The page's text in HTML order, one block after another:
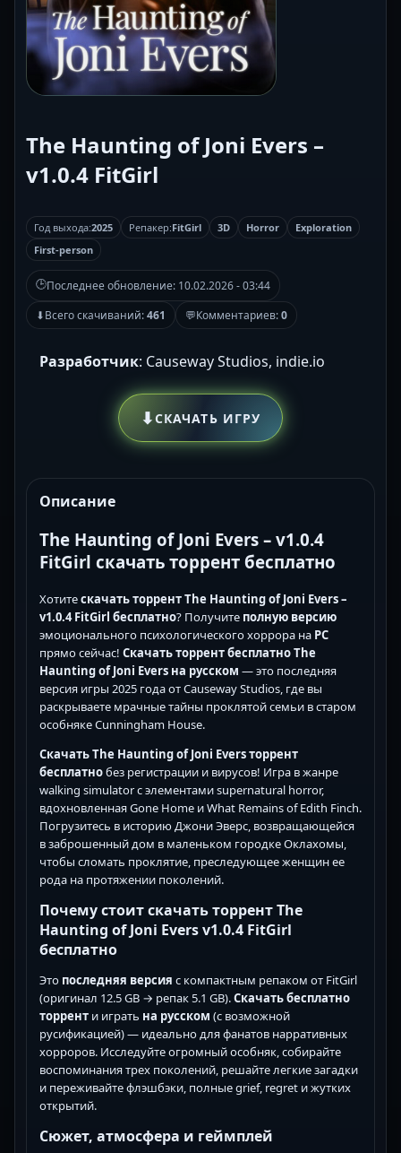
The Haunting of Joni Evers –
v1.0.4 FitGirl
Год выхода:2025 Репакер:FitGirl 3D Horror
Exploration
First-person
🕒Последнее обновление: 10.02.2026 - 03:44
⬇Всего скачиваний:461 💬Комментариев:0
Разработчик: Causeway Studios, indie.io
⬇СКАЧАТЬ ИГРУ
Описание
The Haunting of Joni Evers – v1.0.4
FitGirl скачать торрент бесплатно
Хотитескачать торрентThe Haunting of Joni Evers –
v1.0.4 FitGirl бесплатно? Получите полную версию
эмоционального психологического хоррора на PC
прямо сейчас! Скачать торрент бесплатноThe
Haunting of Joni Evers на русском — это последняя
версия игры 2025 года от Causeway Studios, где вы
раскрываете мрачные тайны проклятой семьи в старом
особняке Cunningham House.
Скачать The Haunting of Joni Evers торрент
бесплатнобез регистрации и вирусов! Игра в жанре
walking simulator с элементами supernatural horror,
вдохновленная Gone Home и What Remains of Edith Finch.
Погрузитесь в историю Джони Эверс, возвращающейся
в заброшенный дом в маленьком городке Оклахомы,
чтобы сломать проклятие, преследующее женщин ее
рода на протяжении поколений.
Почему стоит скачать торрент The
Haunting of Joni Evers v1.0.4 FitGirl
бесплатно
Это последняя версия с компактным репаком от FitGirl
(оригинал 12.5 GB → репак 5.1 GB).Скачать бесплатно
торрент и играть на русском (с возможной
русификацией) — идеально для фанатов нарративных
хорроров. Исследуйте огромный особняк, собирайте
воспоминания трех поколений, решайте легкие загадки
и переживайте флэшбэки, полные grief, regret и жутких
открытий.
Сюжет, атмосфера и геймплей